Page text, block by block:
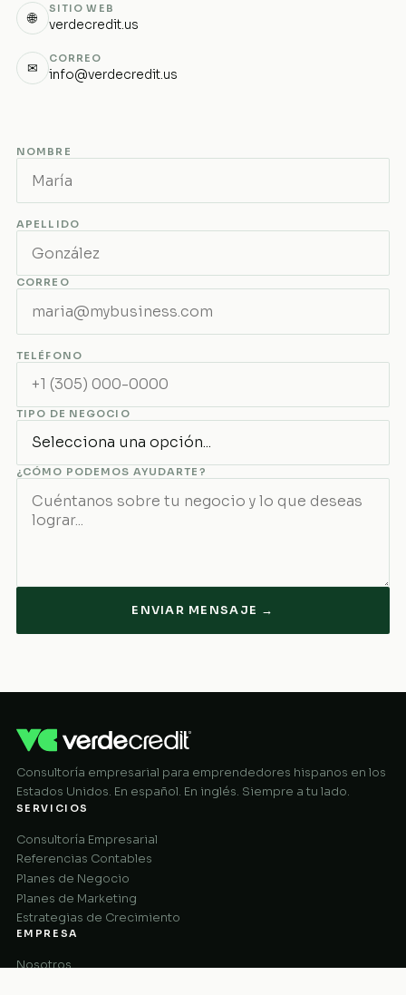
🌐
SITIO WEB
verdecredit.us
✉
CORREO
info@verdecredit.us
NOMBRE
APELLIDO
CORREO
TELÉFONO
TIPO DE NEGOCIO
¿CÓMO PODEMOS AYUDARTE?
ENVIAR MENSAJE →
Consultoría empresarial para emprendedores hispanos en los
Estados Unidos. En español. En inglés. Siempre a tu lado.
SERVICIOS
Consultoría Empresarial
Referencias Contables
Planes de Negocio
Planes de Marketing
Estrategias de Crecimiento
EMPRESA
Nosotros